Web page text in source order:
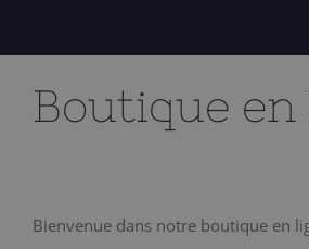
ACCUEIL
Boutique en
Bienvenue dans notre boutique en